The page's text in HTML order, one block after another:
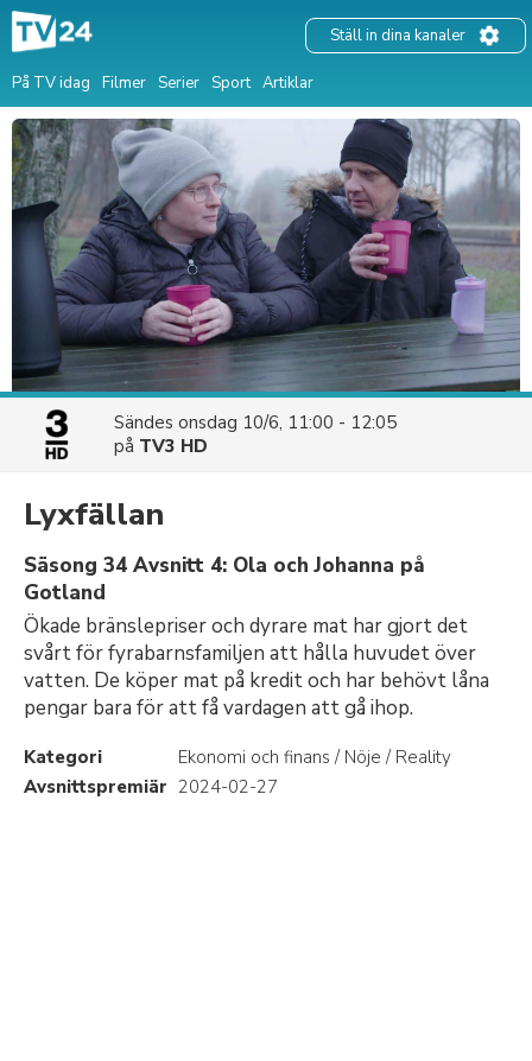
På TV idag Filmer Serier Sport Artiklar
Ställ in dina kanaler
Sändes onsdag 10/6, 11:00 - 12:05
på TV3 HD
Lyxfällan
Säsong 34 Avsnitt 4: Ola och Johanna på
Gotland
Ökade bränslepriser och dyrare mat har gjort det
svårt för fyrabarnsfamiljen att hålla huvudet över
vatten. De köper mat på kredit och har behövt låna
pengar bara för att få vardagen att gå ihop.
Kategori
Ekonomi och finans / Nöje / Reality
Avsnittspremiär 2024-02-27